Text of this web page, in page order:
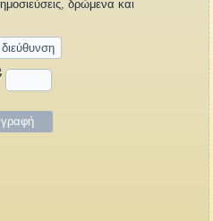
δρώμενα και